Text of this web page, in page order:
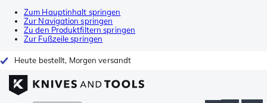
Zum Hauptinhalt springen
Zur Navigation springen
Zu den Produktfiltern springen
Zur Fußzeile springen
Heute bestellt, Morgen versandt